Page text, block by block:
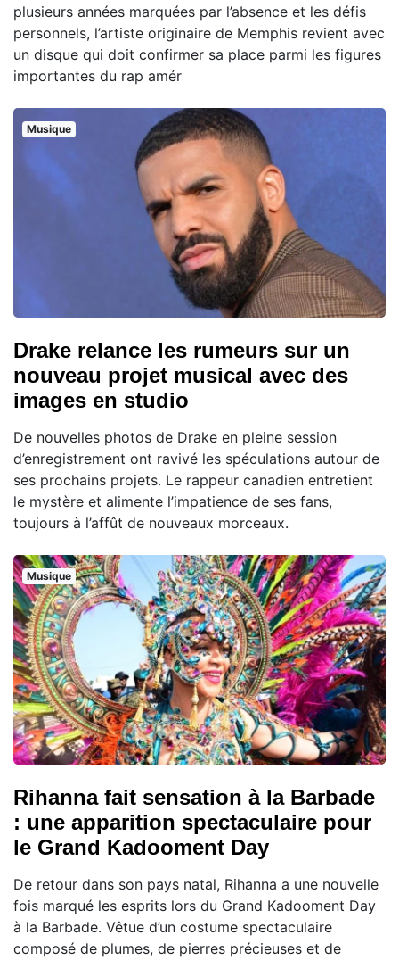
plusieurs années marquées par l’absence et les défis
personnels, l’artiste originaire de Memphis revient avec
un disque qui doit confirmer sa place parmi les figures
importantes du rap amér
Musique
Drake relance les rumeurs sur un
nouveau projet musical avec des
images en studio
De nouvelles photos de Drake en pleine session
d’enregistrement ont ravivé les spéculations autour de
ses prochains projets. Le rappeur canadien entretient
le mystère et alimente l’impatience de ses fans,
toujours à l’affût de nouveaux morceaux.
Musique
Rihanna fait sensation à la Barbade
: une apparition spectaculaire pour
le Grand Kadooment Day
De retour dans son pays natal, Rihanna a une nouvelle
fois marqué les esprits lors du Grand Kadooment Day
à la Barbade. Vêtue d’un costume spectaculaire
composé de plumes, de pierres précieuses et de